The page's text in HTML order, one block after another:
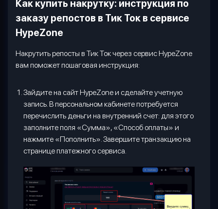
Как купить накрутку: инструкция по
заказу репостов в Тик Ток в сервисе
HypeZone
Накрутить репосты в Тик Ток через сервисHypeZone
вам поможет пошаговая инструкция:
Зайдите на сайт HypeZone и сделайте учетную
запись. В персональном кабинете потребуется
перечислить деньги на внутренний счет: для этого
заполните поля «Сумма», «Способ оплаты» и
нажмите «Пополнить». Завершите транзакцию на
странице платежного сервиса.